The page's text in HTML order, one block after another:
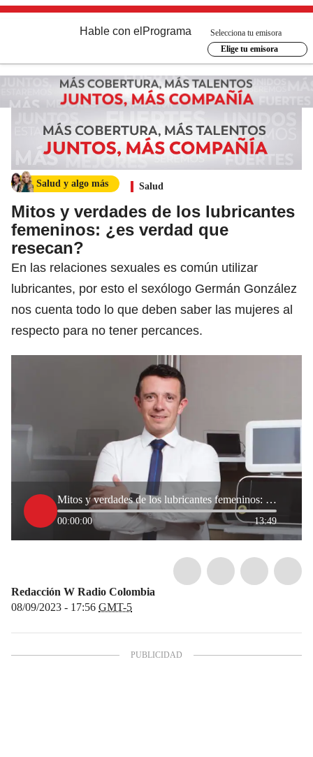
Hable con el Programa
Selecciona tu emisora
Elige tu emisora
Salud y algo más Salud
Mitos y verdades de los lubricantes
femeninos: ¿es verdad que
resecan?
En las relaciones sexuales es común utilizar
lubricantes, por esto el sexólogo Germán González
nos cuenta todo lo que deben saber las mujeres al
respecto para no tener percances.
Mitos y verdades de los lubricantes femeninos: ¿es verdad que resecan?
00:00:00 13:49
Redacción W Radio Colombia
08/09/2023 - 17:56 GMT-5